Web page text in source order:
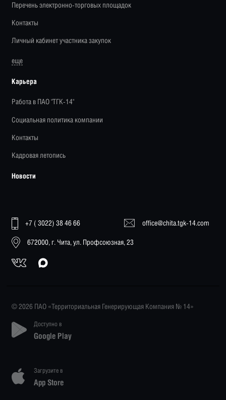
Перечень электронно-торговых площадок
Контакты
Личный кабинет участника закупок
еще
Карьера
Работа в ПАО "ТГК-14"
Социальная политика компании
Контакты
Кадровая летопись
Новости
+7 ( 3022) 38 46 66 office@chita.tgk-14.com
672000, г. Чита, ул. Профсоюзная, 23
© 2026 ПАО «Территориальная Генерирующая Компания № 14»
Доступно в
Google Play
Загрузите в
App Store